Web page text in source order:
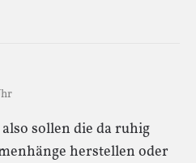
sollen die da ruhig
herstellen oder